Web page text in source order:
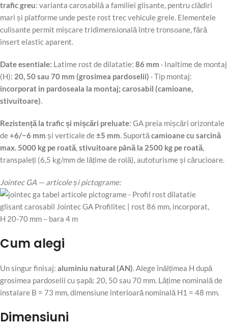
trafic greu: varianta carosabilă a familiei glisante, pentru clădiri
mari și platforme unde peste rost trec vehicule grele. Elementele
culisante permit mișcare tridimensională între tronsoane, fără
insert elastic aparent.
Date esentiale: Latime rost de dilatatie: 86 mm · Inaltime de montaj
(H): 20, 50 sau 70 mm (grosimea pardoselii) · Tip montaj:
incorporat in pardoseala la montaj; carosabil (camioane,
stivuitoare).
Rezistență la trafic și mișcări preluate: GA preia mișcări orizontale
de+6/−6 mm și verticale de±5 mm. Suportăcamioane cu sarcină
max. 5000 kg pe roată,stivuitoare până la 2500 kg pe roată,
transpaleți (6,5 kg/mm de lățime de rolă), autoturisme și cărucioare.
Jointec GA — articole și pictograme:
Cum alegi
Un singur finisaj: aluminiu natural (AN). Alege înălțimea H după
grosimea pardoselii cu șapă: 20, 50 sau 70 mm. Lățime nominală de
instalare B = 73 mm, dimensiune interioară nominală H1 = 48 mm.
Dimensiuni